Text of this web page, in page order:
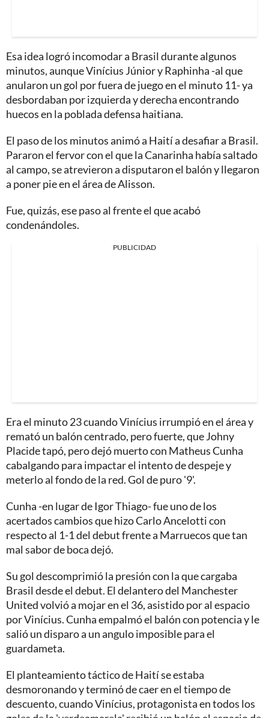
Esa idea logró incomodar a Brasil durante algunos
minutos, aunque Vinícius Júnior y Raphinha -al que
anularon un gol por fuera de juego en el minuto 11- ya
desbordaban por izquierda y derecha encontrando
huecos en la poblada defensa haitiana.
El paso de los minutos animó a Haití a desafiar a Brasil.
Pararon el fervor con el que la Canarinha había saltado
al campo, se atrevieron a disputaron el balón y llegaron
a poner pie en el área de Alisson.
Fue, quizás, ese paso al frente el que acabó
condenándoles.
PUBLICIDAD
Era el minuto 23 cuando Vinícius irrumpió en el área y
remató un balón centrado, pero fuerte, que Johny
Placide tapó, pero dejó muerto con Matheus Cunha
cabalgando para impactar el intento de despeje y
meterlo al fondo de la red. Gol de puro '9'.
Cunha -en lugar de Igor Thiago- fue uno de los
acertados cambios que hizo Carlo Ancelotti con
respecto al 1-1 del debut frente a Marruecos que tan
mal sabor de boca dejó.
Su gol descomprimió la presión con la que cargaba
Brasil desde el debut. El delantero del Manchester
United volvió a mojar en el 36, asistido por al espacio
por Vinícius. Cunha empalmó el balón con potencia y le
salió un disparo a un angulo imposible para el
guardameta.
El planteamiento táctico de Haití se estaba
desmoronando y terminó de caer en el tiempo de
descuento, cuando Vinícius, protagonista en todos los